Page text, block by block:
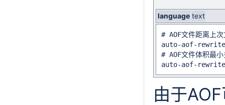
language text
# AOF文件距离上
auto-aof-
# AOF文件体积最
auto-aof-
由于